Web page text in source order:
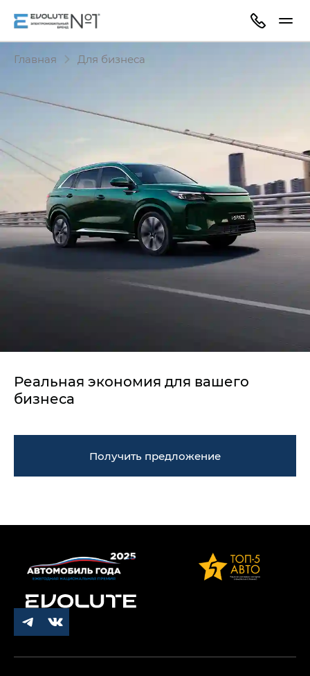
Главная Для бизнеса
Реальная экономия для вашего
бизнеса
Получить предложение